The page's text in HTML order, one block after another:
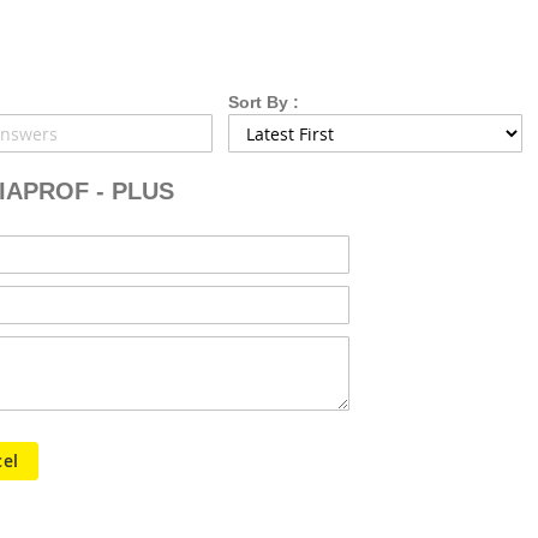
Sort By :
- PLUS